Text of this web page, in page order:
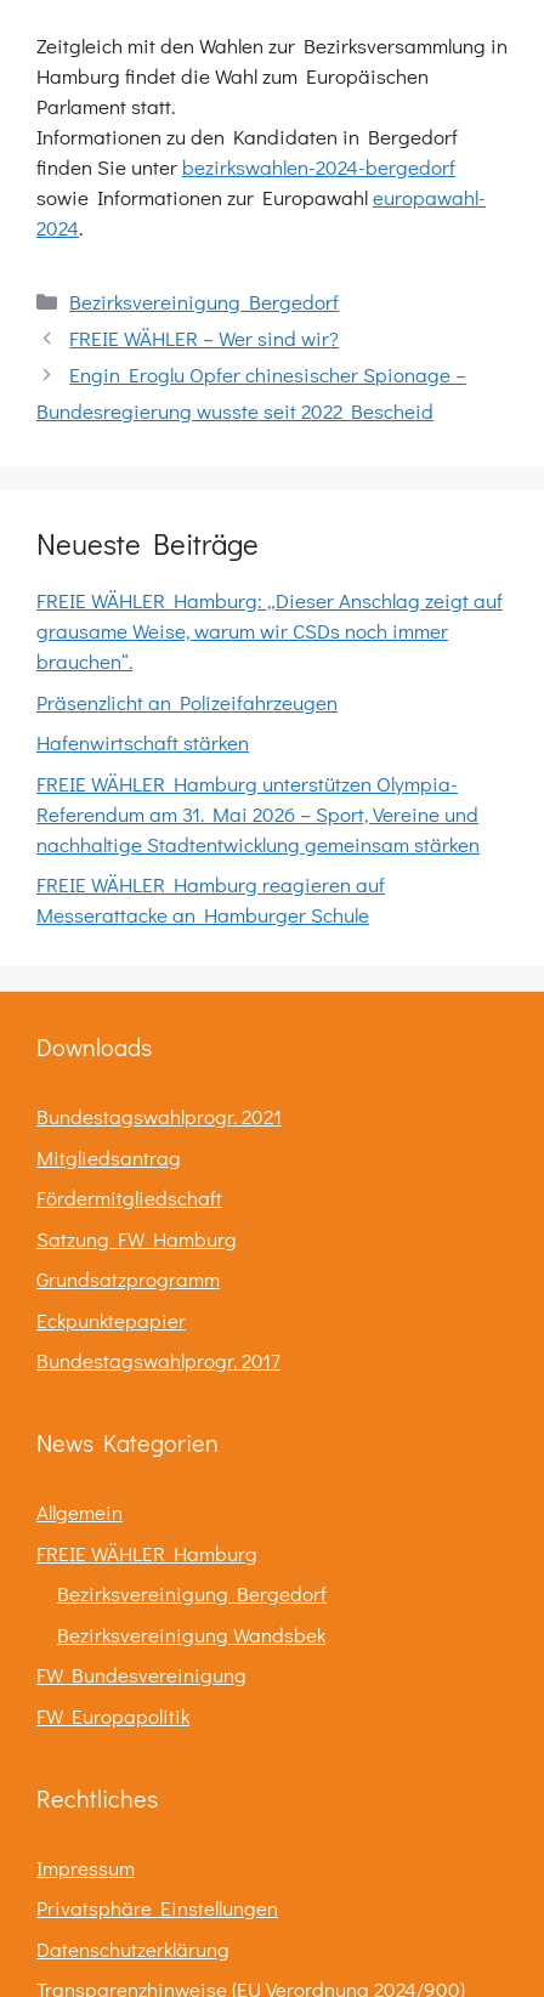
Zeitgleich mit den Wahlen zur Bezirksversammlung in
Hamburg findet die Wahl zum Europäischen
Parlament statt.
Informationen zu den Kandidaten in Bergedorf
finden Sie unter bezirkswahlen-2024-bergedorf
sowie Informationen zur Europawahleuropawahl-
2024.
Kategorien
Bezirksvereinigung Bergedorf
FREIE WÄHLER – Wer sind wir?
Engin Eroglu Opfer chinesischer Spionage –
Bundesregierung wusste seit 2022 Bescheid
Neueste Beiträge
FREIE WÄHLER Hamburg: „Dieser Anschlag zeigt auf
grausame Weise, warum wir CSDs noch immer
brauchen“.
Präsenzlicht an Polizeifahrzeugen
Hafenwirtschaft stärken
FREIE WÄHLER Hamburg unterstützen Olympia-
Referendum am 31. Mai 2026 – Sport, Vereine und
nachhaltige Stadtentwicklung gemeinsam stärken
FREIE WÄHLER Hamburg reagieren auf
Messerattacke an Hamburger Schule
Downloads
Bundestagswahlprogr. 2021
Mitgliedsantrag
Fördermitgliedschaft
Satzung FW Hamburg
Grundsatzprogramm
Eckpunktepapier
Bundestagswahlprogr. 2017
News Kategorien
Allgemein
FREIE WÄHLER Hamburg
Bezirksvereinigung Bergedorf
Bezirksvereinigung Wandsbek
FW Bundesvereinigung
FW Europapolitik
Rechtliches
Impressum
Privatsphäre Einstellungen
Datenschutzerklärung
Transparenzhinweise (EU Verordnung 2024/900)